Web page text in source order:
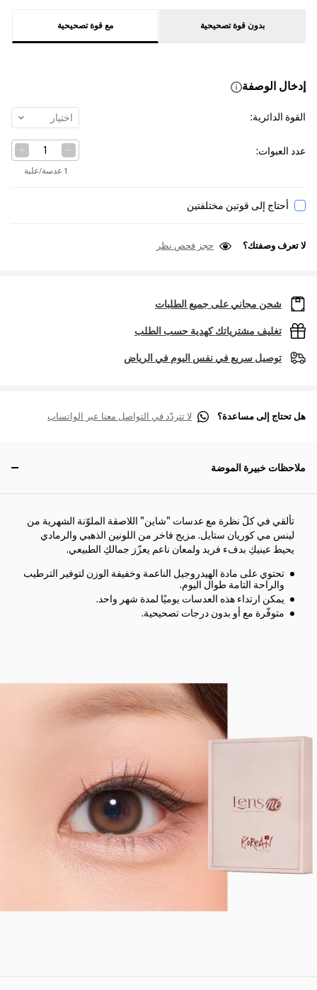
بدون قوة تصحيحية مع قوة تصحيحية
إدخال الوصفة
القوة الدائرية: اختيار
عدد العبوات:
1 عدسة/علبة
أحتاج إلى قوتين مختلفتين
لا تعرف وصفتك؟ حجز فحص نظر
شحن مجاني على جميع الطلبات
تغليف مشترياتك كهدية حسب الطلب
توصيل سريع في نفس اليوم في الرياض
هل تحتاج إلى مساعدة؟ لا تتردّد في التواصل معنا عبر الواتساب
ملاحظات خبيرة الموضة
تألقي في كلّ نظرة مع عدسات "شاين" اللاصقة الملوّنة الشهرية من
لينس مي كوريان ستايل. مزيج فاخر من اللونين الذهبي والرمادي
يحيط عينيكِ بدفء فريد ولمعان ناعم يعزّز جمالكِ الطبيعي.
تحتوي على مادة الهيدروجيل الناعمة وخفيفة الوزن لتوفير الترطيب
والراحة التامة طوال اليوم.
يمكن ارتداء هذه العدسات يوميًا لمدة شهر واحد.
متوفّرة مع أو بدون درجات تصحيحية.